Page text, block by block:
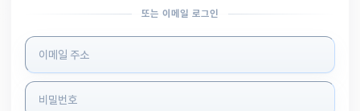
또는 이메일 로그인
로그인 정보 입력